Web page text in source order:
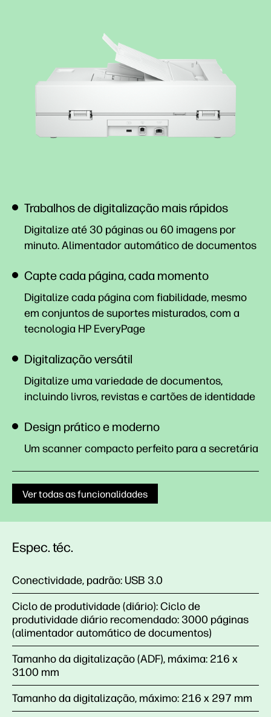
Trabalhos de digitalização mais rápidos
Digitalize até 30 páginas ou 60 imagens por
minuto. Alimentador automático dedocumentos
Capte cada página, cada momento
Digitalize cada página com fiabilidade, mesmo
em conjuntos de suportes misturados, com a
tecnologia HP EveryPage
Digitalização versátil
Digitalize uma variedade de documentos,
incluindo livros, revistas e cartões de identidade
Design prático e moderno
Um scanner compacto perfeito para a secretária
Ver todas as funcionalidades
Espec. téc.
Conectividade, padrão: USB 3.0
Ciclo de produtividade (diário):Ciclo de
produtividade diário recomendado: 3000 páginas
(alimentador automático de documentos)
Tamanho da digitalização (ADF), máxima: 216 x
3100 mm
Tamanho da digitalização, máximo: 216 x 297 mm